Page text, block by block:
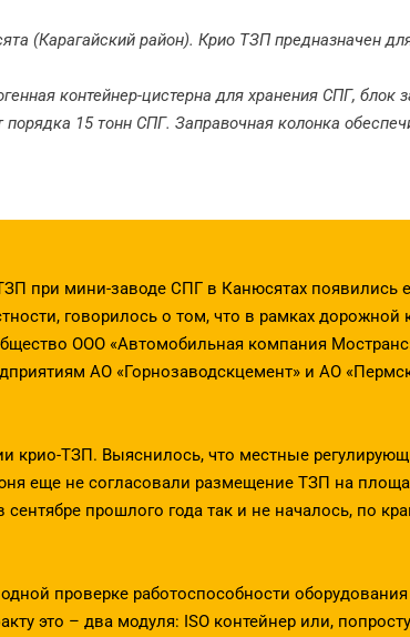
(Карагайский район). Крио ТЗП предназначен
контейнер-цистерна для хранения СПГ,
15 тонн СПГ. Заправочная колонка
при мини-заводе СПГ в Канюсятах появились
говорилось о том, что в рамках дорожной
ООО «Автомобильная компания
АО «Горнозаводскцемент» и АО
крио-ТЗП. Выяснилось, что местные
еще не согласовали размещение ТЗП на
прошлого года так и не началось, по
проверке работоспособности
это – два модуля: ISO контейнер или,